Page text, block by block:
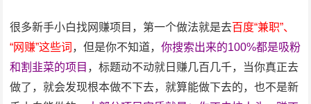
很多新手小白找网赚项目，第一个做法就是去百度“兼职”、
“网赚”这些词 ，但是你不知道，你搜索出来的100%都是吸粉
和割韭菜的项目 ，标题动不动就日赚几百几千，当你真正去
做了，就会发现根本做不下去，就算能做下去的，也不是新